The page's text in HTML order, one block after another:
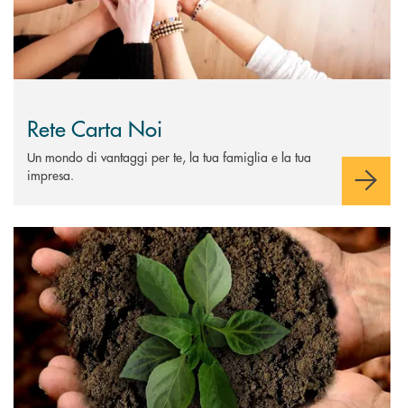
Rete Carta Noi
Un mondo di vantaggi per te, la tua famiglia e la tua
impresa.
Scopri di più Groane Vita